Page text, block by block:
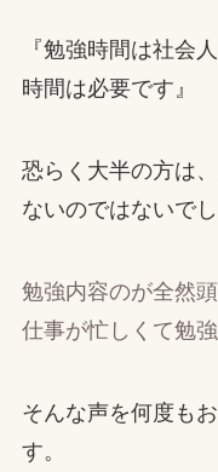
『勉強時間は社会
時間は必要です』
恐らく大半の方は
ないのではないでし
勉強内容のが全然
仕事が忙しくて勉
そんな声を何度も
す。